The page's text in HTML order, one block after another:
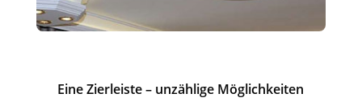
Eine Zierleiste – unzählige Möglichkeiten